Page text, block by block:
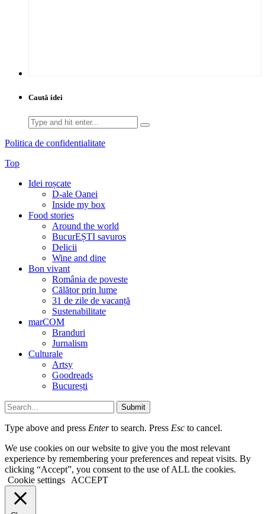
Caută idei
Search
for:
Politica de confidentialitate
Top
Idei roșcate
D-ale Oanei
Inside my box
Food stories
Around the world
BucurEȘTI savuros
Delicii
Wine and dine
Bon vivant
România de poveste
Călător prin lume
31 de zile de vacanță
Sustenabilitate
marCOM
Branduri
Jurnalism
Culturale
Artsy
Goodreads
București
Submit
Type above and press Enterto search. Press Esc to cancel.
We use cookies on our website to give you the most relevant
experience by remembering your preferences and repeat visits. By
clicking “Accept”, you consent to the use of ALL the cookies.
Cookie settings
ACCEPT